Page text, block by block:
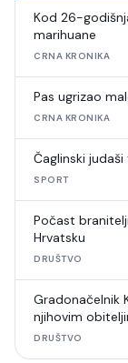
Kod 26-
marihuane
CRNA KRONIKA
Pas ugrizao
CRNA KRONIKA
Čaglinski
SPORT
Počast
Hrvatsku
DRUŠTVO
Gradonačelnik
njihovim
DRUŠTVO